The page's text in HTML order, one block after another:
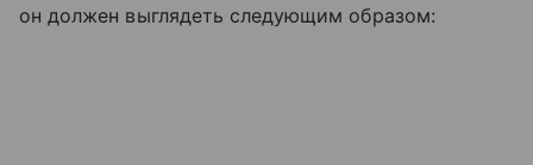
он должен выглядеть следующим образом: